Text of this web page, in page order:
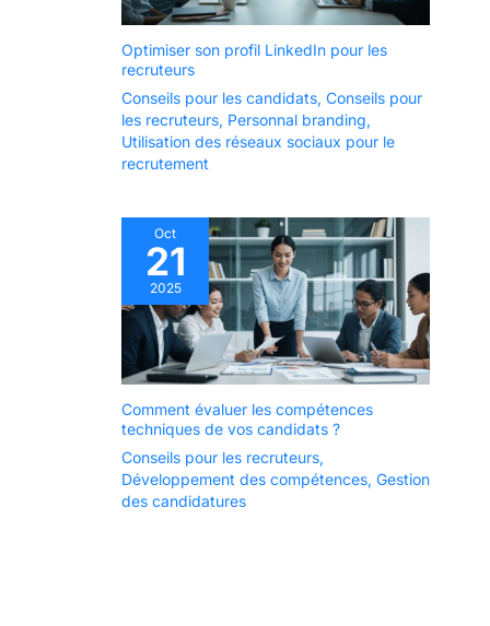
Optimiser son profil LinkedIn pour les
recruteurs
Conseils pour les candidats, Conseils pour
les recruteurs, Personnal branding,
Utilisation des réseaux sociaux pour le
recrutement
Oct
21
2025
Comment évaluer les compétences
techniques de vos candidats ?
Conseils pour les recruteurs,
Développement des compétences, Gestion
des candidatures